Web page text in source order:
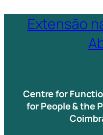
Extensão
Centre for
for People & the